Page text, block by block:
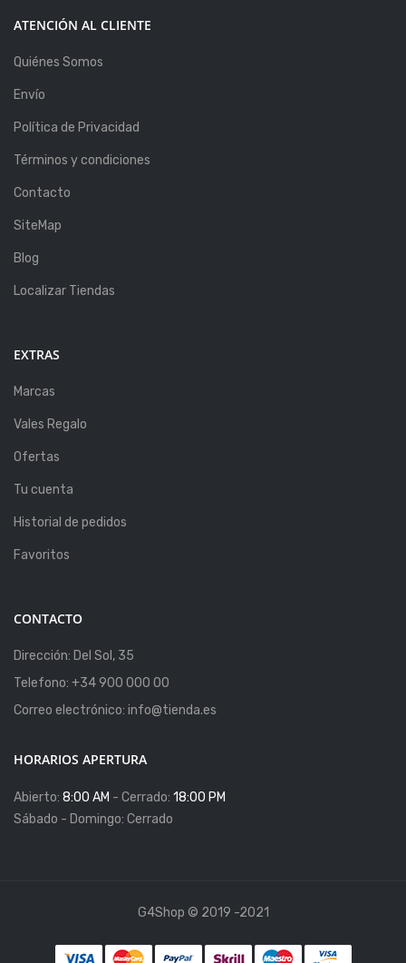
ATENCIÓN AL CLIENTE
Quiénes Somos
Envío
Política de Privacidad
Términos y condiciones
Contacto
SiteMap
Blog
Localizar Tiendas
EXTRAS
Marcas
Vales Regalo
Ofertas
Tu cuenta
Historial de pedidos
Favoritos
CONTACTO
Dirección: Del Sol, 35
Telefono: +34 900 000 00
Correo electrónico: info@tienda.es
HORARIOS APERTURA
Abierto: 8:00 AM - Cerrado: 18:00 PM
Sábado - Domingo: Cerrado
G4Shop © 2019 -2021